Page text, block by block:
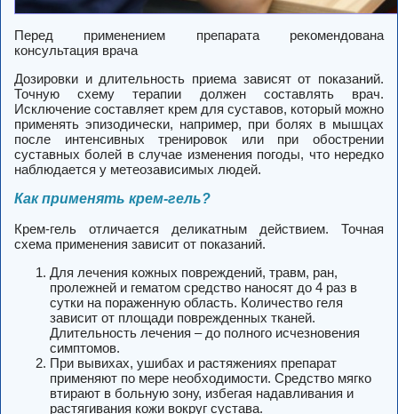
Перед применением препарата рекомендована
консультация врача
Дозировки и длительность приема зависят от показаний.
Точную схему терапии должен составлять врач.
Исключение составляет крем для суставов, который можно
применять эпизодически, например, при болях в мышцах
после интенсивных тренировок или при обострении
суставных болей в случае изменения погоды, что нередко
наблюдается у метеозависимых людей.
Как применять крем-гель?
Крем-гель отличается деликатным действием. Точная
схема применения зависит от показаний.
Для лечения кожных повреждений, травм, ран,
пролежней и гематом средство наносят до 4 раз в
сутки на пораженную область. Количество геля
зависит от площади поврежденных тканей.
Длительность лечения – до полного исчезновения
симптомов.
При вывихах, ушибах и растяжениях препарат
применяют по мере необходимости. Средство мягко
втирают в больную зону, избегая надавливания и
растягивания кожи вокруг сустава.